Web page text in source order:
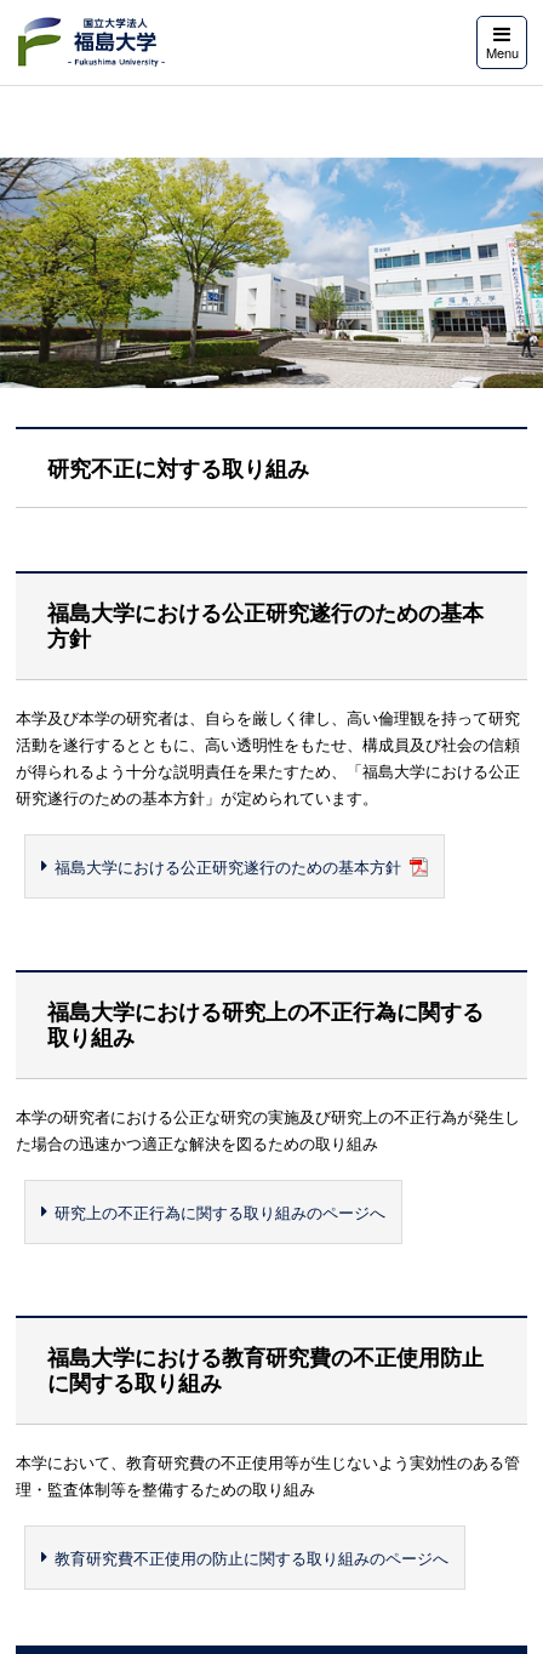
Menu
研究不正に対する取り組み
福島大学における公正研究遂行のための基本
方針
本学及び本学の研究者は、自らを厳しく律し、高い倫理観を持って研究
活動を遂行するとともに、高い透明性をもたせ、構成員及び社会の信頼
が得られるよう十分な説明責任を果たすため、「福島大学における公正
研究遂行のための基本方針」が定められています。
福島大学における公正研究遂行のための基本方針
福島大学における研究上の不正行為に関する
取り組み
本学の研究者における公正な研究の実施及び研究上の不正行為が発生し
た場合の迅速かつ適正な解決を図るための取り組み
研究上の不正行為に関する取り組みのページへ
福島大学における教育研究費の不正使用防止
に関する取り組み
本学において、教育研究費の不正使用等が生じないよう実効性のある管
理・監査体制等を整備するための取り組み
教育研究費不正使用の防止に関する取り組みのページへ